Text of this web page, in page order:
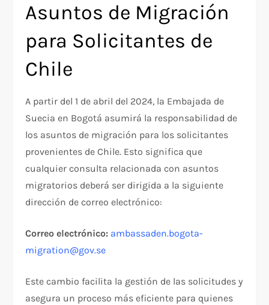
Asuntos de Migración
para Solicitantes de
Chile
A partir del 1 de abril del 2024, la Embajada de
Suecia en Bogotá asumirá la responsabilidad de
los asuntos de migración para los solicitantes
provenientes de Chile. Esto significa que
cualquier consulta relacionada con asuntos
migratorios deberá ser dirigida a la siguiente
dirección de correo electrónico:
Correo electrónico: ambassaden.bogota-
migration@gov.se
Este cambio facilita la gestión de las solicitudes y
asegura un proceso más eficiente para quienes